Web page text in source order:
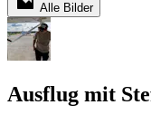
Alle Bilder
Ausflug mit